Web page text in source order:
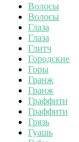
Волосы
Волосы
Глаза
Глаза
Глитч
Городские
Горы
Гранж
Гранж
Граффити
Граффити
Грязь
Гуашь